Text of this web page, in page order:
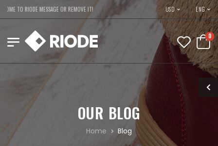
TO RIODE MESSAGE OR REMOVE IT! USD ENG
0
OUR BLOG
Home Blog